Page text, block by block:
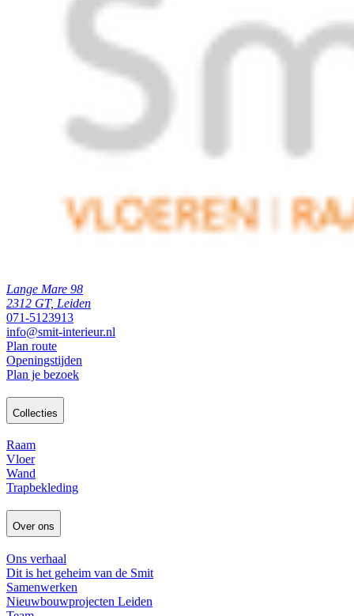
Lange Mare 98
2312 GT, Leiden
071-5123913
info@smit-interieur.nl
Plan route
Openingstijden
Plan je bezoek
Collecties
Raam
Vloer
Wand
Trapbekleding
Over ons
Ons verhaal
Dit is het geheim van de Smit
Samenwerken
Nieuwbouwprojecten Leiden